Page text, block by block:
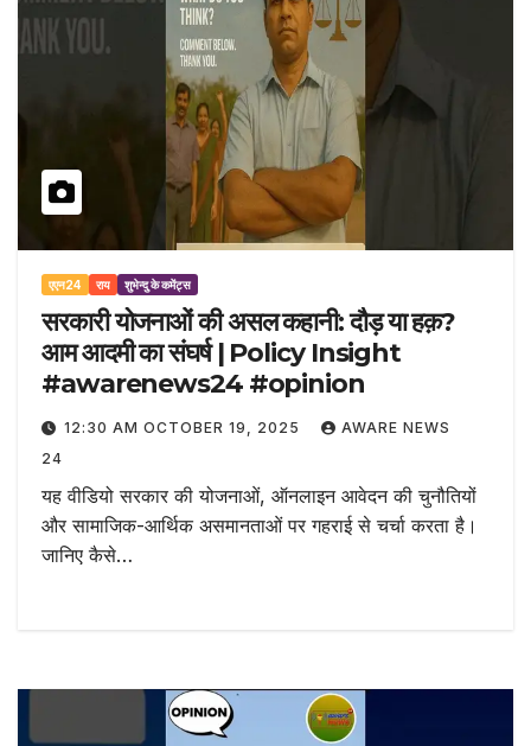
एएन24 राय शुभेन्दु के कमेंट्स
सरकारी योजनाओं की असल कहानी: दौड़ या हक़?
आम आदमी का संघर्ष | Policy Insight
#awarenews24 #opinion
12:30 AM OCTOBER 19, 2025
AWARE NEWS
24
यह वीडियो सरकार की योजनाओं, ऑनलाइन आवेदन की चुनौतियों
और सामाजिक-आर्थिक असमानताओं पर गहराई से चर्चा करता है।
जानिए कैसे…